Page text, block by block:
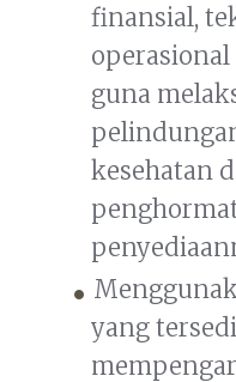
finansial,
guna
kesehatan
yang